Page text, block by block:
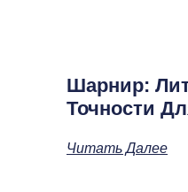
Шарнир:
Точности
Читать Далее